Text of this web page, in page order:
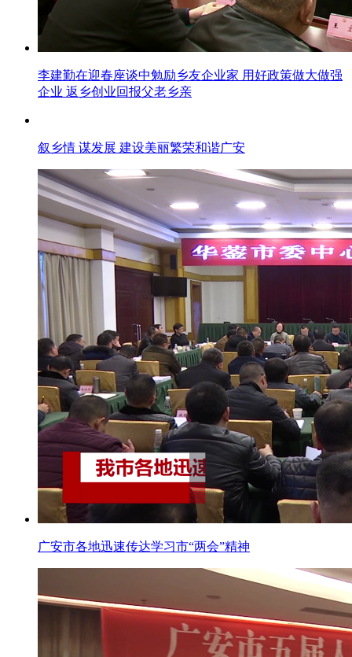
李建勤在迎春座谈中勉励乡友企业家 用好政策做大做强
企业 返乡创业回报父老乡亲
叙乡情 谋发展 建设美丽繁荣和谐广安
广安市各地迅速传达学习市“两会”精神